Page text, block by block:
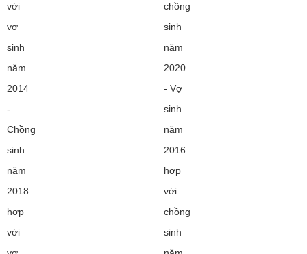
với
vợ
sinh
năm
2014
-
Chồng
sinh
năm
2018
hợp
với
chồng
sinh
năm
2020
- Vợ
sinh
năm
2016
hợp
với
chồng
sinh